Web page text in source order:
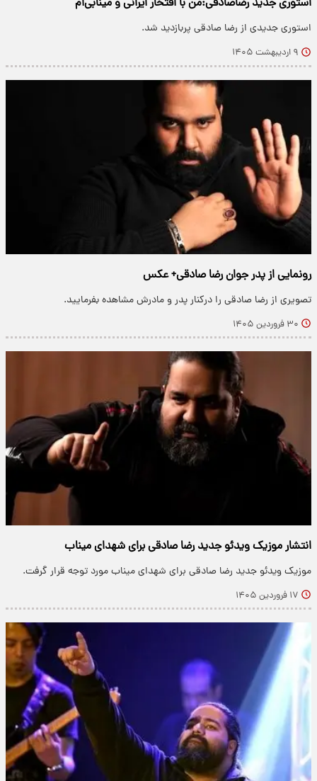
استوری جدید رضاصادقی:من با افتخار ایرانی و مینابی‌ام
استوری جدیدی از رضا صادقی پربازدید شد.
۹ اردیبهشت ۱۴۰۵
رونمایی از پدر جوان رضا صادقی+ عکس
تصویری از رضا صادقی را درکنار پدر و مادرش مشاهده بفرمایید.
۳۰ فروردین ۱۴۰۵
انتشار موزیک ویدئو جدید رضا صادقی برای شهدای میناب
موزیک ویدئو جدید رضا صادقی برای شهدای میناب مورد توجه قرار گرفت.
۱۷ فروردین ۱۴۰۵